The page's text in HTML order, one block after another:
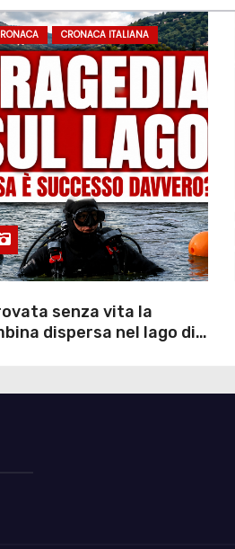
CRONACA ITALIANA
senza vita la
dispersa nel lago di